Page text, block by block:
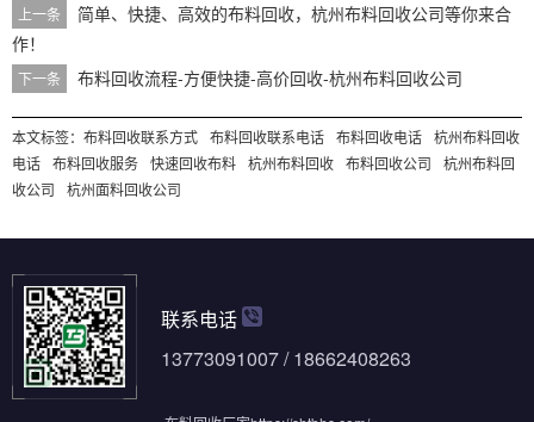
上一条
简单、快捷、高效的布料回收，杭州布料回收公司等你来合
作！
下一条 布料回收流程-方便快捷-高价回收-杭州布料回收公司
本文标签： 布料回收联系方式 布料回收联系电话 布料回收电话 杭州布料回收
电话 布料回收服务 快速回收布料 杭州布料回收 布料回收公司
杭州布料回
收公司
杭州面料回收公司
联系电话
13773091007 / 18662408263